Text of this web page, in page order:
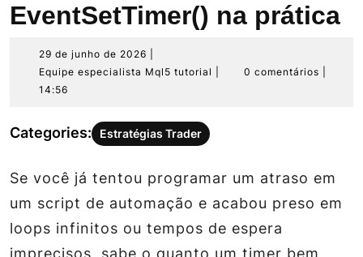
EventSetTimer() na prática
29 de junho de 2026
de
2026
Equipe especialista Mql5 tutorial
Equipe0 comentários
14:56
Categories: Estratégias Trader
Se você já tentou programar um atraso em
um script de automação e acabou preso em
loops infinitos ou tempos de espera
imprecisos, sabe o quanto um timer bem